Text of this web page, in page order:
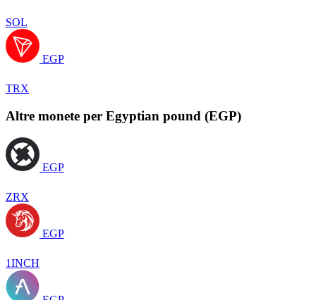
SOL
EGP
TRX
Altre monete per Egyptian pound (EGP)
EGP
ZRX
EGP
1INCH